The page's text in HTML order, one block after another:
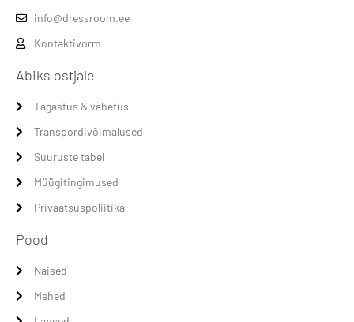
info@dressroom.ee
Kontaktivorm
Abiks ostjale
Tagastus & vahetus
Transpordivõimalused
Suuruste tabel
Müügitingimused
Privaatsuspoliitika
Pood
Naised
Mehed